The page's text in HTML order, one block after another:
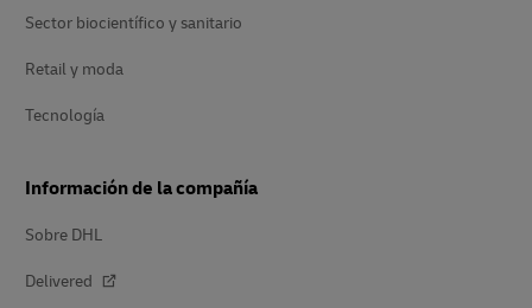
Sector biocientífico y sanitario
Retail y moda
Tecnología
Información de la compañía
Sobre DHL
Delivered